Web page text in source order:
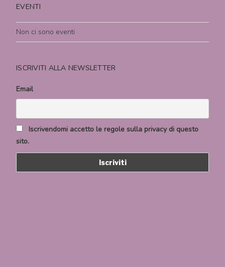
EVENTI
Non ci sono eventi
ISCRIVITI ALLA NEWSLETTER
Email
Iscrivendomi accetto le regole sulla privacy di questo
sito.